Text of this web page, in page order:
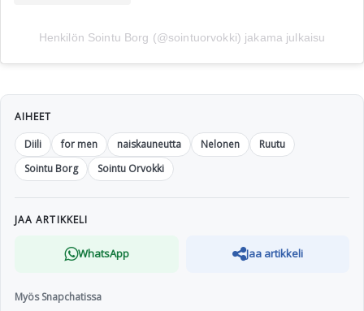
Henkilön Sointu Borg (@sointuorvokki) jakama julkaisu
AIHEET
Diili
for men naiskauneutta Nelonen
Ruutu
Sointu Borg
Sointu Orvokki
JAA ARTIKKELI
WhatsApp Jaa artikkeli
Myös Snapchatissa